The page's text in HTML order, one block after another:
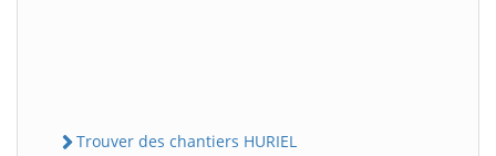
Trouver des chantiers HURIEL